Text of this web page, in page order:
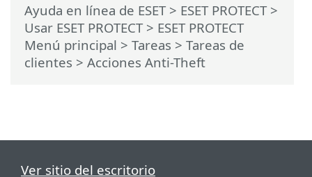
Ayuda en línea de ESET> ESET PROTECT>
Usar ESET PROTECT> ESET PROTECT
Menú principal > Tareas > Tareas de
clientes > Acciones Anti-Theft
Ver sitio del escritorio